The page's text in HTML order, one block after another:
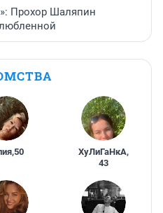
Прохор Шаляпин
,50 ХуЛиГаНкА,
43